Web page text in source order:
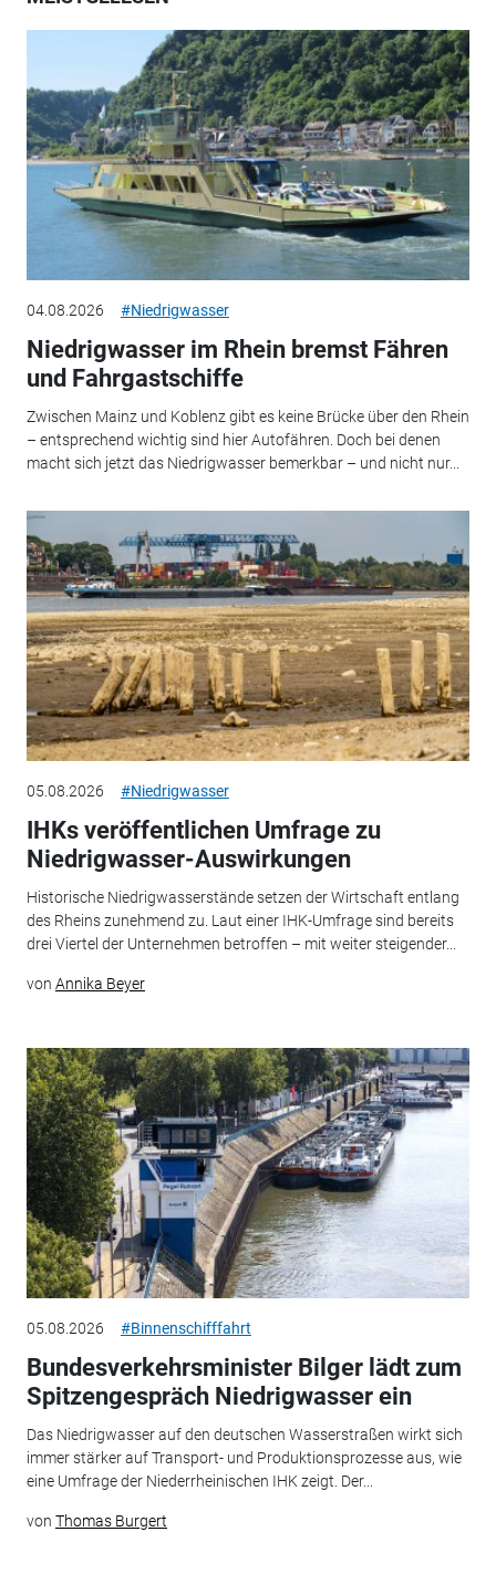
04.08.2026 #Niedrigwasser
Niedrigwasser im Rhein bremst Fähren
und Fahrgastschiffe
Zwischen Mainz und Koblenz gibt es keine Brücke über den Rhein
– entsprechend wichtig sind hier Autofähren. Doch bei denen
macht sich jetzt das Niedrigwasser bemerkbar – und nicht nur...
05.08.2026 #Niedrigwasser
IHKs veröffentlichen Umfrage zu
Niedrigwasser-Auswirkungen
Historische Niedrigwasserstände setzen der Wirtschaft entlang
des Rheins zunehmend zu. Laut einer IHK-Umfrage sind bereits
drei Viertel der Unternehmen betroffen – mit weiter steigender...
von Annika Beyer
05.08.2026 #Binnenschifffahrt
Bundesverkehrsminister Bilger lädt zum
Spitzengespräch Niedrigwasser ein
Das Niedrigwasser auf den deutschen Wasserstraßen wirkt sich
immer stärker auf Transport- und Produktionsprozesse aus, wie
eine Umfrage der Niederrheinischen IHK zeigt. Der...
von Thomas Burgert